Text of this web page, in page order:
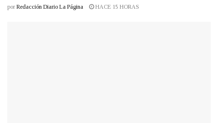
por Redacción Diario La Página HACE 15 HORAS